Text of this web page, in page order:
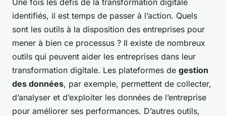
identifiés, il est temps de passer à l’action. Quels
sont les outils à la disposition des entreprises pour
mener à bien ce processus ? Il existe de nombreux
outils qui peuvent aider les entreprises dans leur
transformation digitale. Les plateformes de gestion
des données, par exemple, permettent de collecter,
d’analyser et d’exploiter les données de l’entreprise
pour améliorer ses performances. D’autres outils,